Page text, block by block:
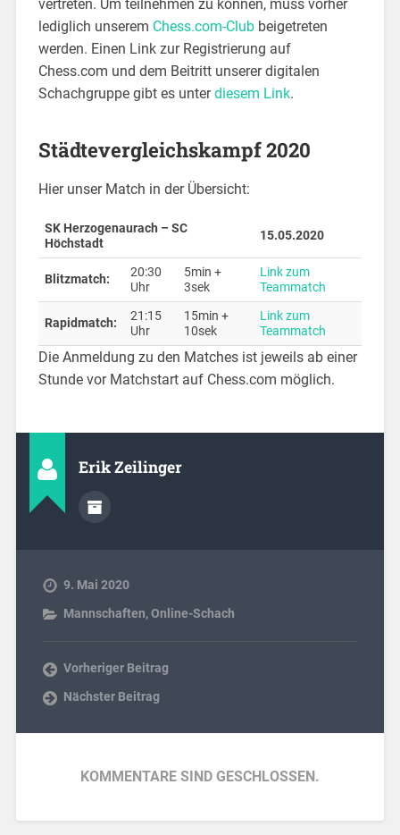
vertreten. Um teilnehmen zu können, muss vorher
lediglich unserem Chess.com-Clubbeigetreten
werden. Einen Link zur Registrierung auf
Chess.com und dem Beitritt unserer digitalen
Schachgruppe gibt es unterdiesem Link.
Städtevergleichskampf 2020
Hier unser Match in der Übersicht:
SK Herzogenaurach – SC
Höchstadt
15.05.2020
Blitzmatch:
20:30
Uhr
5min +
3sek
Link zum
Teammatch
Rapidmatch:
21:15
Uhr
15min +
10sek
Link zum
Teammatch
Die Anmeldung zu den Matches ist jeweils ab einer
Stunde vor Matchstart auf Chess.com möglich.
Erik Zeilinger
9. Mai 2020
Mannschaften,Online-Schach
Vorheriger Beitrag
Nächster Beitrag
KOMMENTARE SIND GESCHLOSSEN.